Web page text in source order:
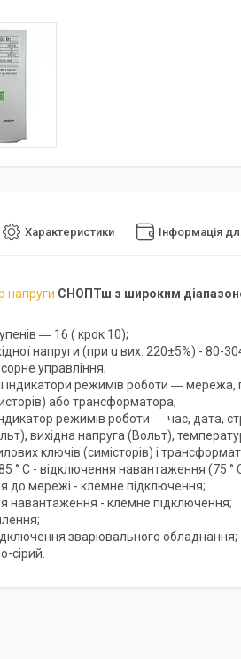
Характеристики Інформація
напруги СНОПТш з широким
― 16 ( крок 10);
напруги (при u вих. 220±5%) - 80-
управління;
індикатори режимів роботи ―
або трансформатора;
режимів роботи ― час, дата,
вихідна напруга (Вольт),
ключів (симісторів) і
° C - відключення навантаження (75 °
до мережі - клемне підключення;
навантаження - клемне підключення;
зварювального обладнання;
сірий.